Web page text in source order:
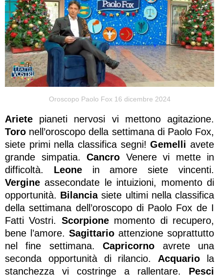
Oroscopo Paolo Fox 16 dicembre 2024
Ariete pianeti nervosi vi mettono agitazione.
Toro nell’oroscopo della settimana di Paolo Fox,
siete primi nella classifica segni!Gemelli avete
grande simpatia. Cancro Venere vi mette in
difficoltà. Leonein amore siete vincenti.
Vergine assecondate le intuizioni, momento di
opportunità. Bilanciasiete ultimi nella classifica
della settimana dell’oroscopo di Paolo Fox de I
Fatti Vostri. Scorpionemomento di recupero,
bene l’amore. Sagittario attenzione soprattutto
nel fine settimana.Capricorno avrete una
seconda opportunità di rilancio. Acquario la
stanchezza vi costringe a rallentare. Pesci